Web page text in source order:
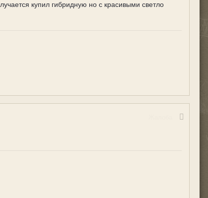
купил гибридную но с красивыми светло